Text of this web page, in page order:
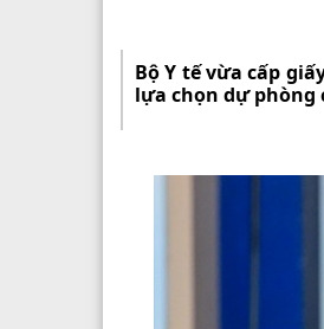
Bộ Y tế vừa cấp
lựa chọn dự phòng